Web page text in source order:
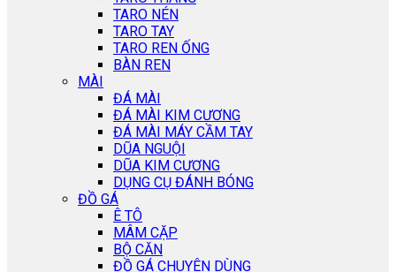
TARO NÉN
TARO TAY
TARO REN ỐNG
BÀN REN
MÀI
ĐÁ MÀI
ĐÁ MÀI KIM CƯƠNG
ĐÁ MÀI MÁY CẦM TAY
DŨA NGUỘI
DŨA KIM CƯƠNG
DỤNG CỤ ĐÁNH BÓNG
ĐỒ GÁ
Ê TÔ
MÂM CẶP
BỘ CĂN
ĐỒ GÁ CHUYÊN DÙNG